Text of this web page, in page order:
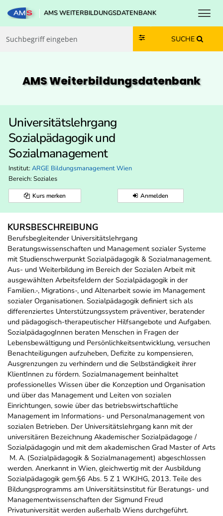
Zum Inhalt springen
Zum Navmenü springen
Zur Suche springen
Zur Footer springen
AMS WEITERBILDUNGSDATENBANK
SUCHE
AMS Weiterbildungs­datenbank
Universitätslehrgang
Sozialpädagogik und
Sozialmanagement
Institut: ARGE Bildungsmanagement Wien
Bereich: Soziales
Kurs merken Anmelden
KURSBESCHREIBUNG
Berufsbegleitender Universitätslehrgang
Beratungswissenschaften und Management sozialer Systeme
mit Studienschwerpunkt Sozialpädagogik & Sozialmanagement.
Aus- und Weiterbildung im Bereich der Sozialen Arbeit mit
ausgewählten Arbeitsfeldern der Sozialpädagogik in der
Familien.-, Migrations-, und Altenarbeit sowie im Management
sozialer Organisationen. Sozialpädagogik definiert sich als
differenziertes Unterstützungssystem präventiver, beratender
und pädagogisch-therapeutischer Hilfsangebote und Aufgaben.
SozialpädagogInnen beraten Menschen in Fragen der
Lebensbewältigung und Persönlichkeitsentwicklung, versuchen
Benachteiligungen aufzuheben, Defizite zu kompensieren,
Ausgrenzungen zu verhindern und die Selbständigkeit ihrer
KlientInnen zu fördern. Sozialmanagement beinhaltet
professionelles Wissen über die Konzeption und Organisation
und über das Management und Leiten von sozialen
Einrichtungen, sowie über das betriebswirtschaftliche
Management im Informations- und Personalmanagement von
sozialen Betrieben. Der Universitätslehrgang kann mit der
universitären Bezeichnung Akademischer Sozialpädagoge /
Sozialpädagogin und mit dem akademischen Grad Master of Arts
 M. A. (Sozialpädagogik & Sozialmanagement) abgeschlossen
werden. Anerkannt in Wien, gleichwertig mit der Ausbildung
Sozialpädagogik gem.§6 Abs. 5 Z 1 WKJHG, 2013. Teile des
Bildungsprogramms am Universitätsinstitut für Beratungs- und
Managementwissenschaften der Sigmund Freud
Privatuniversität werden außerhalb Wiens durchgeführt.